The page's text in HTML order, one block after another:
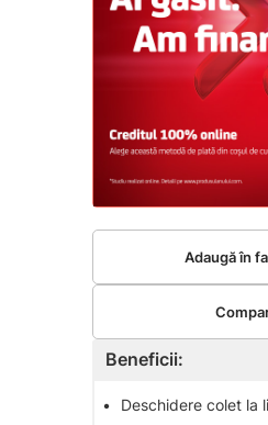
Beneficii:
•
Deschidere colet la
Adaugă în